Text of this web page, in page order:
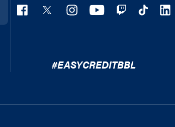
#EASYCREDITBBL